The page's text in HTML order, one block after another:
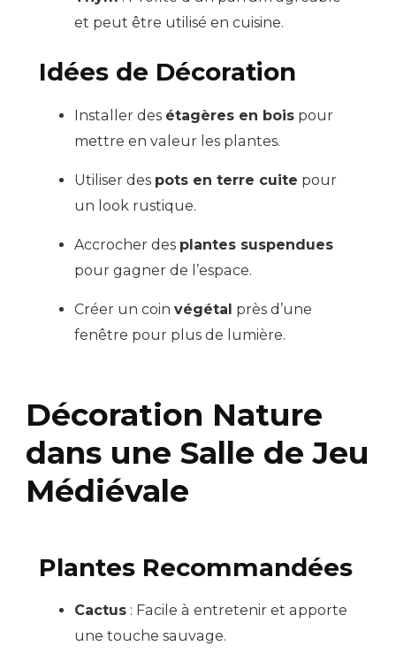
et peut être utilisé en cuisine.
Idées de Décoration
Installer des étagères en bois pour
mettre en valeur les plantes.
Utiliser des pots en terre cuite pour
un look rustique.
Accrocher des plantes suspendues
pour gagner de l’espace.
Créer un coin végétal près d’une
fenêtre pour plus de lumière.
Décoration Nature
dans une Salle de Jeu
Médiévale
Plantes Recommandées
Cactus : Facile à entretenir et apporte
une touche sauvage.